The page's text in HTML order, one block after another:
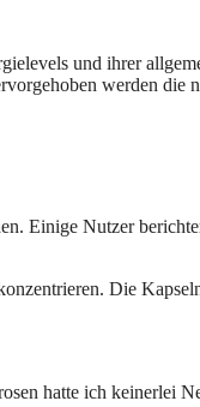
und ihrer
werden die
Einige Nutzer
Die
hatte ich keinerlei